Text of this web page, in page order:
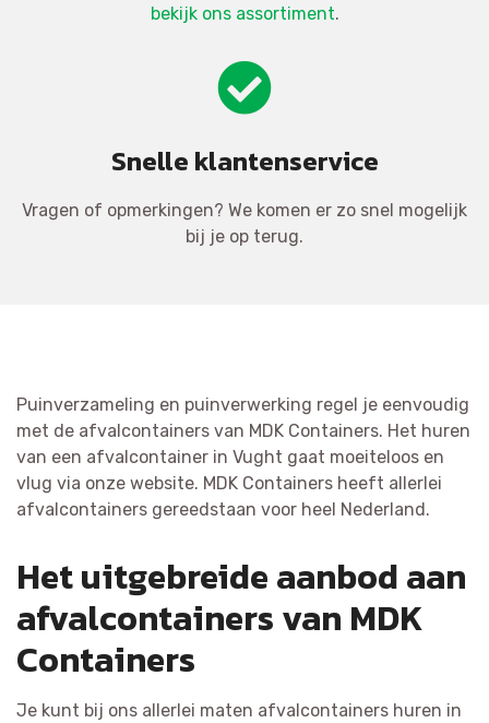
bekijk ons assortiment.
Snelle klantenservice
Vragen of opmerkingen? We komen er zo snel mogelijk
bij je op terug.
Puinverzameling en puinverwerking regel je eenvoudig
met de afvalcontainers van MDK Containers. Het huren
van een afvalcontainer in Vught gaat moeiteloos en
vlug via onze website. MDK Containers heeft allerlei
afvalcontainers gereedstaan voor heel Nederland.
Het uitgebreide aanbod aan
afvalcontainers van MDK
Containers
Je kunt bij ons allerlei maten afvalcontainers huren in